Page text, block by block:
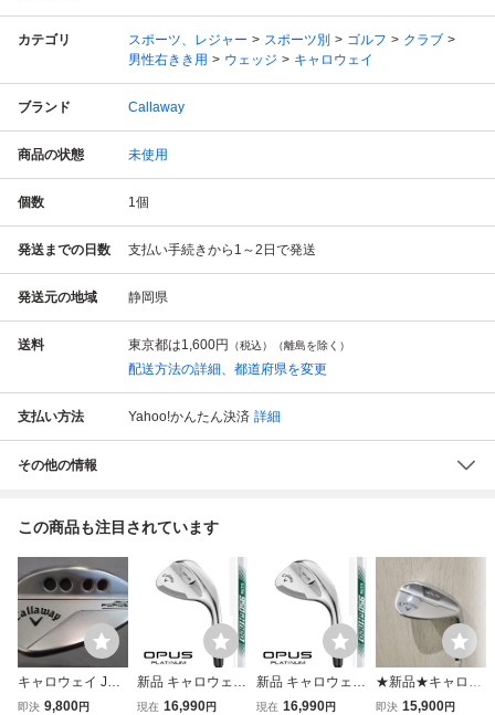
カテゴリ スポーツ、レジャー スポーツ別 ゴルフ
クラブ
男性右きき用
ウェッジ キャロウェイ
ブランド Callaway
商品の状態 未使用
個数 1個
発送までの日数 支払い手続きから1～2日で発送
発送元の地域 静岡県
送料 東京都は1,600円 （税込）（離島を除く）
配送方法の詳細、都道府県を変更
支払い方法 Yahoo!かんたん決済 詳細
その他の情報
この商品も注目されています
キャロウェイ JAW
S FORGED 2023
即決 9,800円
新品 キャロウェイ
限定 OPUS PLATI
現在 16,990円
新品 キャロウェイ
限定 OPUS PLATI
現在 16,990円
★新品★キャロウ
ェイ★ＯＰＵＳ
即決 15,900円